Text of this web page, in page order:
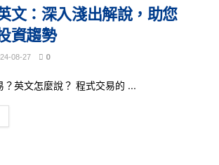
文：深入淺出解說，助您
資趨勢
08-27 0
？英文怎麼說？ 程式交易的 ...